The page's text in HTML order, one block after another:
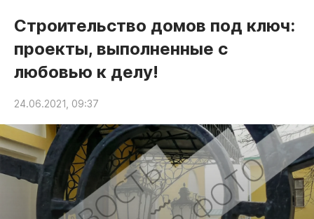
Новости компаний
Статьи
Народные новости
Авто и транспорт
Благоустройство
Криминал
Культура
Недвижимость и ЖКХ
Образование
Строительство домов под ключ:
проекты, выполненные с
любовью к делу!
24.06.2021, 09:37